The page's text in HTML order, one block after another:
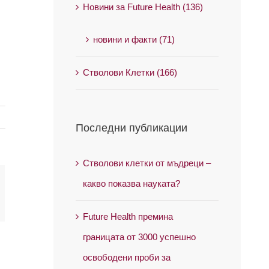
Новини за Future Health (136)
новини и факти (71)
Стволови Клетки (166)
Последни публикации
Стволови клетки от мъдреци –
какво показва науката?
Future Health премина
границата от 3000 успешно
освободени проби за